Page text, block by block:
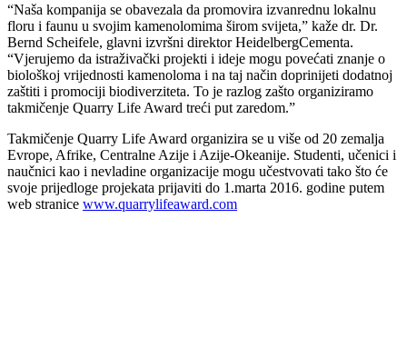
“Naša kompanija se obavezala da promovira izvanrednu lokalnu
floru i faunu u svojim kamenolomima širom svijeta,” kaže dr. Dr.
Bernd Scheifele, glavni izvršni direktor HeidelbergCementa.
“Vjerujemo da istraživački projekti i ideje mogu povećati znanje o
biološkoj vrijednosti kamenoloma i na taj način doprinijeti dodatnoj
zaštiti i promociji biodiverziteta. To je razlog zašto organiziramo
takmičenje Quarry Life Award treći put zaredom.”
Takmičenje Quarry Life Award organizira se u više od 20 zemalja
Evrope, Afrike, Centralne Azije i Azije-Okeanije. Studenti, učenici i
naučnici kao i nevladine organizacije mogu učestvovati tako što će
svoje prijedloge projekata prijaviti do 1.marta 2016. godine putem
web stranice www.quarrylifeaward.com